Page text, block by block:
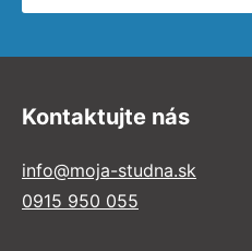
Kontaktujte nás
info@moja-studna.sk
0915 950 055